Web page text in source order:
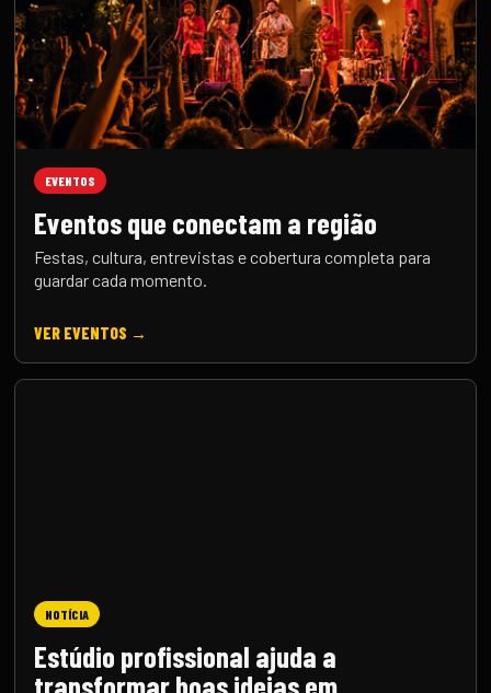
EVENTOS
Eventos que conectam a região
Festas, cultura, entrevistas e cobertura completa para
guardar cada momento.
VER EVENTOS →
NOTÍCIA
Estúdio profissional ajuda a
transformar boas ideias em